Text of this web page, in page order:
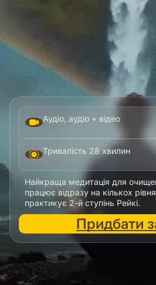
Аудіо, аудіо + відео
Тривалість 28 хвилин
Найкраща медитація для
працює відразу на кількох
практикує 2-й ступінь Рейкі.
Придбати